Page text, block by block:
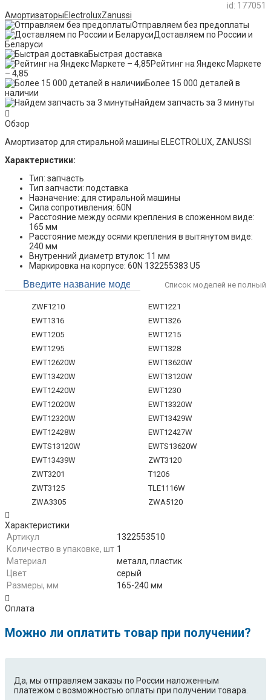
id: 177051
АмортизаторыElectroluxZanussi
Отправляем без предоплаты
Доставляем по России и
Беларуси
Быстрая доставка
Рейтинг на Яндекс Маркете
– 4,85
Более 15 000 деталей в
наличии
Найдем запчасть за 3 минуты
Обзор
Амортизатор для стиральной машины ELECTROLUX, ZANUSSI
Характеристики:
Тип: запчасть
Тип запчасти: подставка
Назначение: для стиральной машины
Сила сопротивления: 60N
Расстояние между осями крепления в сложенном виде:
165 мм
Расстояние между осями крепления в вытянутом виде:
240 мм
Внутренний диаметр втулок: 11 мм
Маркировка на корпусе: 60N 132255383 U5
Список моделей не полный
ZWF1210
EWT1221
EWT1316
EWT1326
EWT1205
EWT1215
EWT1295
EWT1328
EWT12620W
EWT13620W
EWT13420W
EWT13120W
EWT12420W
EWT1230
EWT12020W
EWT13320W
EWT12320W
EWT13429W
EWT12428W
EWT12427W
EWTS13120W
EWTS13620W
EWT13439W
ZWT3120
ZWT3201
T1206
ZWT3125
TLE1116W
ZWA3305
ZWA5120
ZWT5125
ZWQ6130
ZWQ5120
ZWT3202
ELT612DD3
ELV1286DG
ETL1260DI
EWB105205W
EWB135110W
EWB135112W
EWB65210W
Характеристики
Артикул
1322553510
Количество в упаковке, шт 1
Материал
металл, пластик
Цвет
серый
Размеры, мм
165-240 мм
Оплата
Можно ли оплатить товар при получении?
Да, мы отправляем заказы по России наложенным
платежом с возможностью оплаты при получении товара.